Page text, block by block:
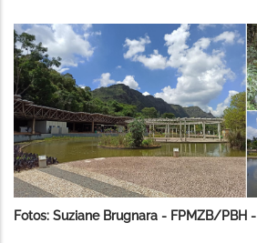
Fotos: Suziane Brugnara - FPMZB/PBH -